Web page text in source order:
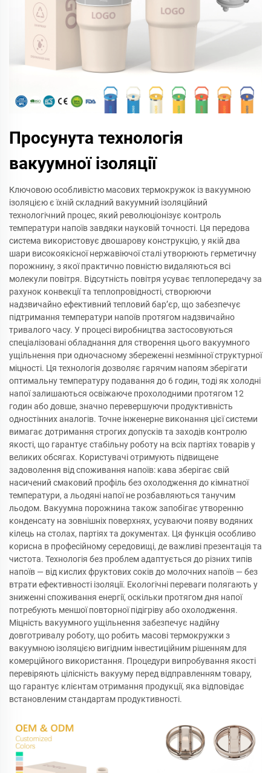
Просунута технологія
вакуумної ізоляції
Ключовою особливістю масових термокружок із вакуумною
ізоляцією є їхній складний вакуумний ізоляційний
технологічний процес, який революціонізує контроль
температури напоїв завдяки науковій точності. Ця передова
система використовує двошарову конструкцію, у якій два
шари високоякісної нержавіючої сталі утворюють герметичну
порожнину, з якої практично повністю видаляються всі
молекули повітря. Відсутність повітря усуває теплопередачу за
рахунок конвекції та теплопровідності, створюючи
надзвичайно ефективний тепловий бар’єр, що забезпечує
підтримання температури напоїв протягом надзвичайно
тривалого часу. У процесі виробництва застосовуються
спеціалізовані обладнання для створення цього вакуумного
ущільнення при одночасному збереженні незмінної структурної
міцності. Ця технологія дозволяє гарячим напоям зберігати
оптимальну температуру подавання до 6 годин, тоді як холодні
напої залишаються освіжаюче прохолодними протягом 12
годин або довше, значно перевершуючи продуктивність
одностінних аналогів. Точне інженерне виконання цієї системи
вимагає дотримання строгих допусків та заходів контролю
якості, що гарантує стабільну роботу на всіх партіях товарів у
великих обсягах. Користувачі отримують підвищене
задоволення від споживання напоїв: кава зберігає свій
насичений смаковий профіль без охолодження до кімнатної
температури, а льодяні напої не розбавляються танучим
льодом. Вакуумна порожнина також запобігає утворенню
конденсату на зовнішніх поверхнях, усуваючи появу водяних
кілець на столах, партіях та документах. Ця функція особливо
корисна в професійному середовищі, де важливі презентація та
чистота. Технологія без проблем адаптується до різних типів
напоїв — від кислих фруктових соків до молочних напоїв — без
втрати ефективності ізоляції. Екологічні переваги полягають у
зниженні споживання енергії, оскільки протягом дня напої
потребують меншої повторної підігріву або охолодження.
Міцність вакуумного ущільнення забезпечує надійну
довготривалу роботу, що робить масові термокружки з
вакуумною ізоляцією вигідним інвестиційним рішенням для
комерційного використання. Процедури випробування якості
перевіряють цілісність вакууму перед відправленням товару,
що гарантує клієнтам отримання продукції, яка відповідає
встановленим стандартам продуктивності.